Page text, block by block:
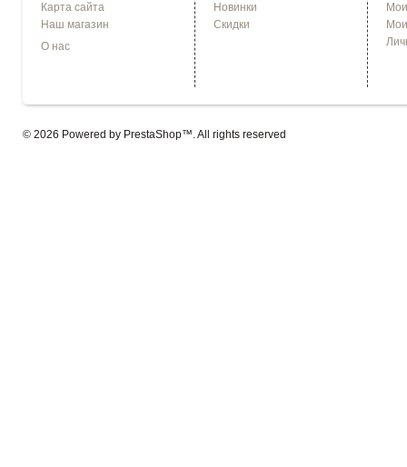
Карта сайта
Наш магазин
О нас
Новинки
Скидки
© 2026 Powered by PrestaShop™. All rights reserved